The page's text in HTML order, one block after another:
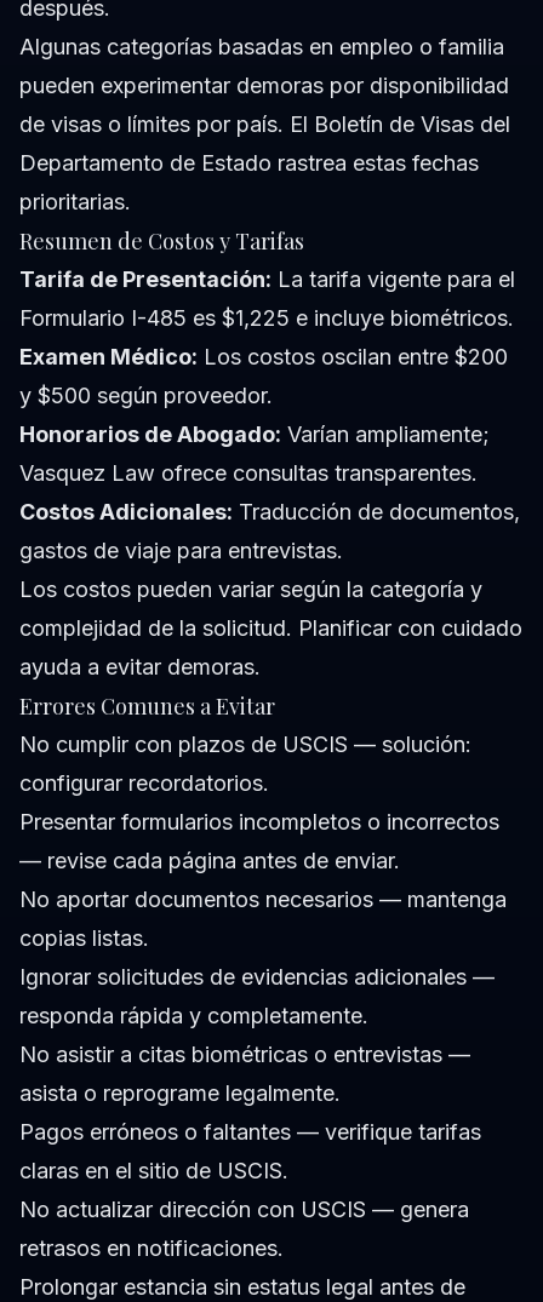
después.
Algunas categorías basadas en empleo o familia
pueden experimentar demoras por disponibilidad
de visas o límites por país. El Boletín de Visas del
Departamento de Estado rastrea estas fechas
prioritarias.
Resumen de Costos y Tarifas
Tarifa de Presentación: La tarifa vigente para el
Formulario I-485 es $1,225 e incluye biométricos.
Examen Médico: Los costos oscilan entre $200
y $500 según proveedor.
Honorarios de Abogado: Varían ampliamente;
Vasquez Law ofrece consultas transparentes.
Costos Adicionales: Traducción de documentos,
gastos de viaje para entrevistas.
Los costos pueden variar según la categoría y
complejidad de la solicitud. Planificar con cuidado
ayuda a evitar demoras.
Errores Comunes a Evitar
No cumplir con plazos de USCIS — solución:
configurar recordatorios.
Presentar formularios incompletos o incorrectos
— revise cada página antes de enviar.
No aportar documentos necesarios — mantenga
copias listas.
Ignorar solicitudes de evidencias adicionales —
responda rápida y completamente.
No asistir a citas biométricas o entrevistas —
asista o reprograme legalmente.
Pagos erróneos o faltantes — verifique tarifas
claras en el sitio de USCIS.
No actualizar dirección con USCIS — genera
retrasos en notificaciones.
Prolongar estancia sin estatus legal antes de